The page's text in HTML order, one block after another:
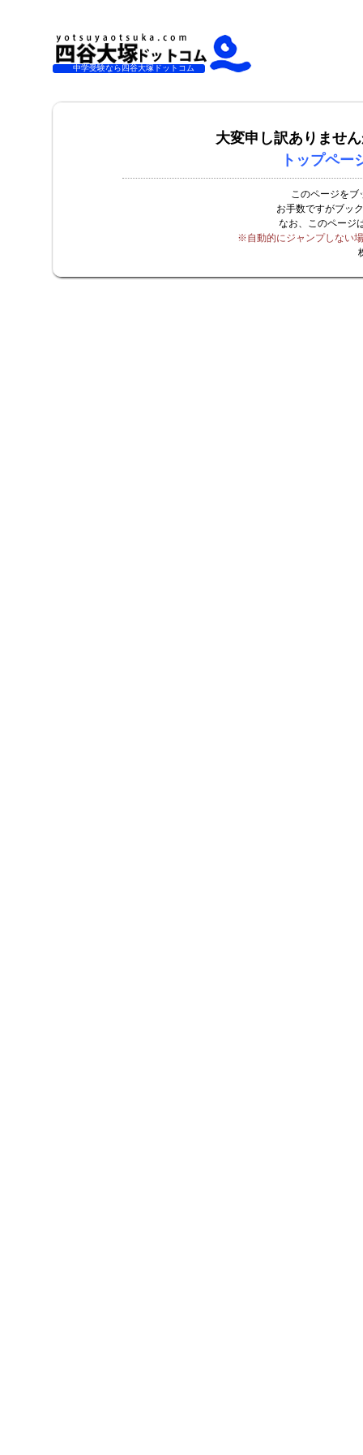
中学受験なら四谷大塚ドットコム
大変申し訳ありませ
トップペー
このページをブ
お手数ですがブッ
なお、このページ
※自動的にジャンプしない